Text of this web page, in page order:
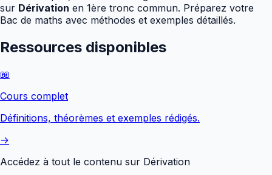
sur Dérivation en 1ère tronc commun. Préparez votre
Bac de maths avec méthodes et exemples détaillés.
Ressources disponibles
📖
Cours complet
Définitions, théorèmes et exemples rédigés.
→
Accédez à tout le contenu sur Dérivation